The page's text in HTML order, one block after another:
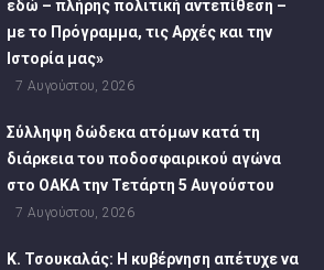
εδώ – πλήρης πολιτική αντεπίθεση –
με το Πρόγραμμα, τις Αρχές και την
Ιστορία μας»
7 Αυγούστου, 2026
Σύλληψη δώδεκα ατόμων κατά τη
διάρκεια του ποδοσφαιρικού αγώνα
στο ΟΑΚΑ την Τετάρτη 5 Αυγούστου
7 Αυγούστου, 2026
Κ. Τσουκαλάς: Η κυβέρνηση απέτυχε να